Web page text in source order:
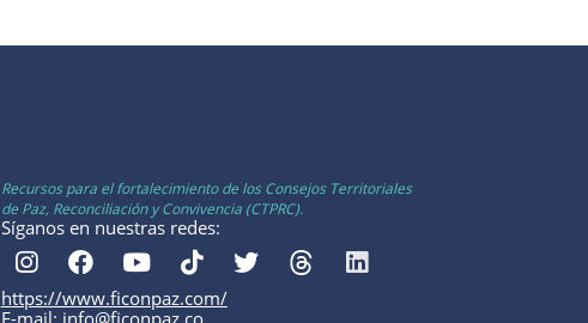
Recursos para el fortalecimiento de los Consejos Territoriales
de Paz, Reconciliación y Convivencia (CTPRC).
Síganos en nuestras redes:
https://www.ficonpaz.com/
E-mail: info@ficonpaz.co